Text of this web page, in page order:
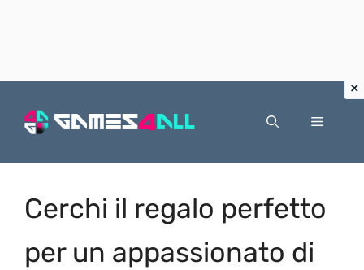
Menu
Cerchi il regalo perfetto
per un appassionato di